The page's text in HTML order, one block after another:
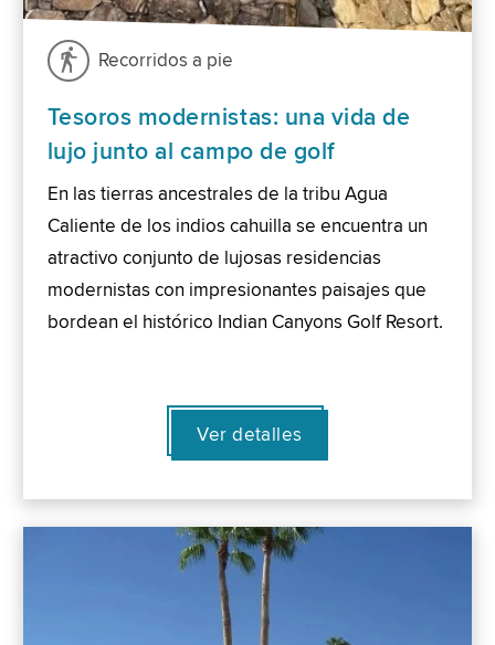
Recorridos a pie
Tesoros modernistas: una vida de
lujo junto al campo de golf
En las tierras ancestrales de la tribu Agua
Caliente de los indios cahuilla se encuentra un
atractivo conjunto de lujosas residencias
modernistas con impresionantes paisajes que
bordean el histórico Indian Canyons Golf Resort.
Ver detalles